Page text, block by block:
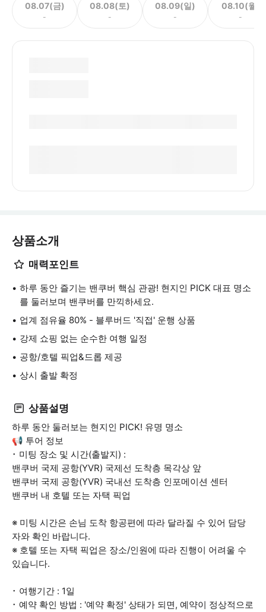
08.07(금)
-
08.08(토)
-
08.09(일)
-
08.10(월)
-
상품소개
매력포인트
하루 동안 즐기는 밴쿠버 핵심 관광! 현지인 PICK 대표 명소
를 둘러보며 밴쿠버를 만끽하세요.
업계 점유율 80% - 블루버드 '직접' 운행 상품
강제 쇼핑 없는 순수한 여행 일정
공항/호텔 픽업&드롭 제공
상시 출발 확정
상품설명
하루 동안 둘러보는 현지인 PICK! 유명 명소
📢 투어 정보
･ 미팅 장소 및 시간(출발지) :
밴쿠버 국제 공항(YVR) 국제선 도착층 목각상 앞
밴쿠버 국제 공항(YVR) 국내선 도착층 인포메이션 센터
밴쿠버 내 호텔 또는 자택 픽업
※ 미팅 시간은 손님 도착 항공편에 따라 달라질 수 있어 담당
자와 확인 바랍니다.
※ 호텔 또는 자택 픽업은 장소/인원에 따라 진행이 어려울 수
있습니다.
･ 여행기간 : 1일
･ 예약 확인 방법 : '예약 확정' 상태가 되면, 예약이 정상적으로